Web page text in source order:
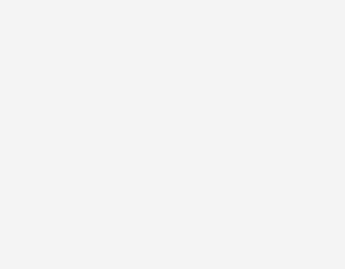
فتح بمحافظة خان يونس ينظم لقاءً
فتح بمحافظة رفح يطلق حملة
إلكترونية دعمًا للأسرى بمناسبة
حملة إلكترونية رفضًا لمشروع
سجون الاحتلال